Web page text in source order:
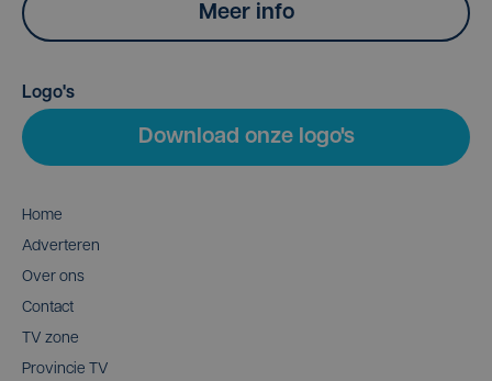
Meer info
Logo's
Download onze logo's
Home
Adverteren
Over ons
Contact
TV zone
Provincie TV